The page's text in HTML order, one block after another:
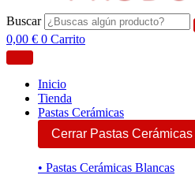
Buscar
0,00 € 0 Carrito
Inicio
Tienda
Pastas Cerámicas
Cerrar Pastas Cerámicas
• Pastas Cerámicas Blancas